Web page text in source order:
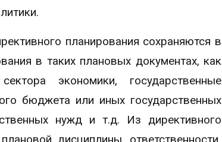
планирования сохраняются в
в таких плановых документах, как
экономики, государственные
бюджета или иных государственных
нужд и т.д. Из директивного